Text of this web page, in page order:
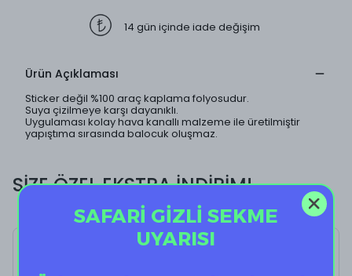
14 gün içinde iade değişim
Ürün Açıklaması
Sticker değil %100 araç kaplama folyosudur.
Suya çizilmeye karşı dayanıklı.
Uygulaması kolay hava kanallı malzeme ile üretilmiştir
yapıştıma sırasında balocuk oluşmaz.
SİZE ÖZEL EKSTRA İNDİRİM!
SAFARİ GİZLİ SEKME
UYARISI